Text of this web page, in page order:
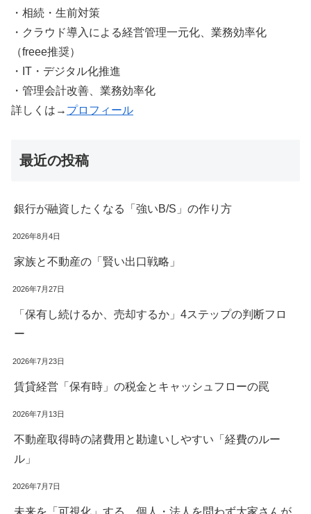
・相続・生前対策
・クラウド導入による経営管理一元化、業務効率化
（freee推奨）
・IT・デジタル化推進
・管理会計改善、業務効率化
詳しくは→ プロフィール
最近の投稿
銀行が融資したくなる「強いB/S」の作り方
2026年8月4日
家族と不動産の「賢い出口戦略」
2026年7月27日
「保有し続けるか、売却するか」4ステップの判断フロ
ー
2026年7月23日
賃貸経営「保有時」の税金とキャッシュフローの罠
2026年7月13日
不動産取得時の諸費用と勘違いしやすい「経費のルー
ル」
2026年7月7日